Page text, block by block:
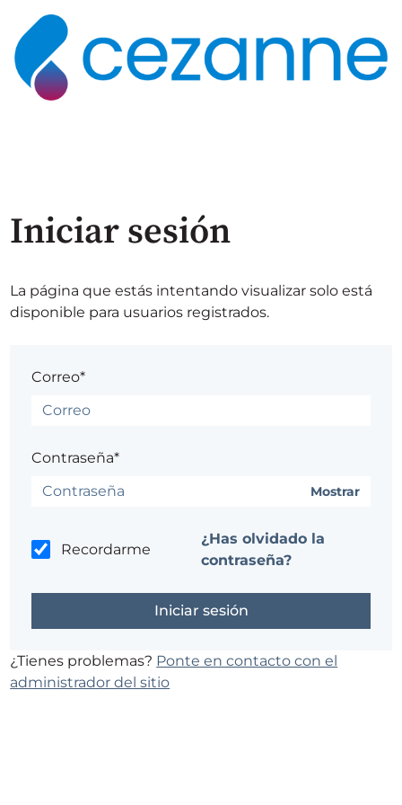
Iniciar sesión
La página que estás intentando visualizar solo está
disponible para usuarios registrados.
Correo*
Contraseña*
Mostrar
Recordarme
¿Has olvidado la
contraseña?
¿Tienes problemas? Ponte en contacto con el
administrador del sitio